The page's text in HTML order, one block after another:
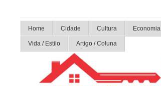
Home Cidade Cultura Economia
Vida / Estilo Artigo / Coluna